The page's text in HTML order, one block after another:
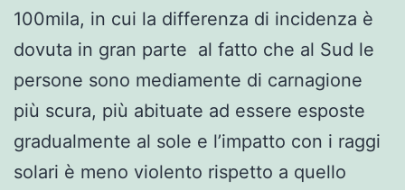
100mila, in cui la differenza di incidenza è
dovuta in gran parte al fatto che al Sud le
persone sono mediamente di carnagione
più scura, più abituate ad essere esposte
gradualmente al sole e l’impatto con i raggi
solari è meno violento rispetto a quello